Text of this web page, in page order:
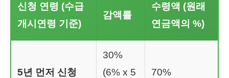
신청 연령 (수급
개시연령 기준)
감액률
수령액 (원래
연금액의 %)
5년 먼저 신청
30%
(6% x 5
70%